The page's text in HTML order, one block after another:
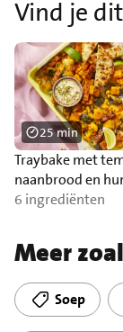
Vind je dit
Traybake met
naanbrood en
6 ingrediënten
25 min
Meer
Soep